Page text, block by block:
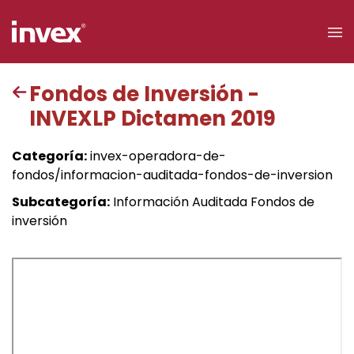
Acceso a
Buscar
Personas
Fondos de Inversión -
INVEXLP Dictamen 2019
Categoría:invex-operadora-de-
fondos/informacion-auditada-fondos-de-inversion
Subcategoría: Información Auditada Fondos de
inversión